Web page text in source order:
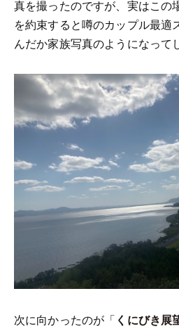
真を撮ったのですが、実はこの
を約束すると噂のカップル最適
んだか家族写真のようになって
次に向かったのが「 くにびき展